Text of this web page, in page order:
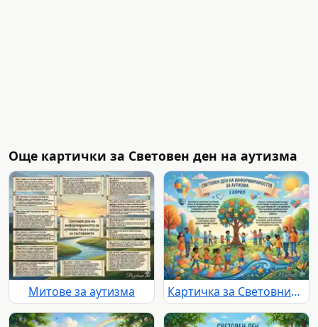
Още картички за Световен ден на аутизма
Митове за аутизма Картичка за Световния ден на аутизма - 2 април